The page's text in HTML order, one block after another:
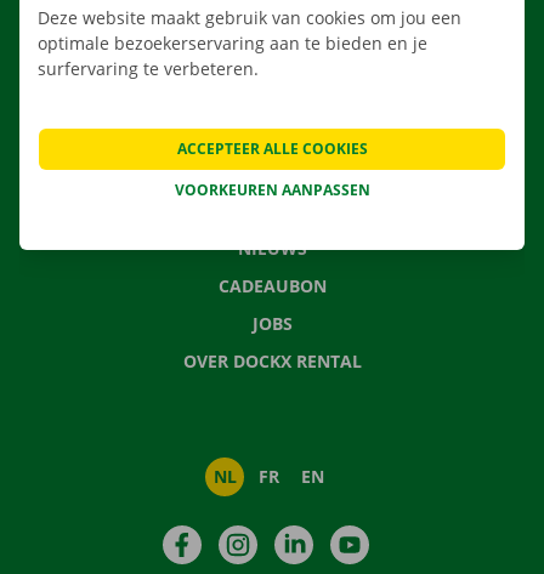
APP
VERHUISOPLOSSINGEN
CONTACTEER ONS
NIEUWS
CADEAUBON
JOBS
OVER DOCKX RENTAL
NL FR EN
FacebookInstagramLinkedIn
Deze website maakt gebruik van cookies om jou een
optimale bezoekerservaring aan te bieden en je
surfervaring te verbeteren.
VOORKEUREN AANPASSEN
ACCEPTEER ALLE COOKIES